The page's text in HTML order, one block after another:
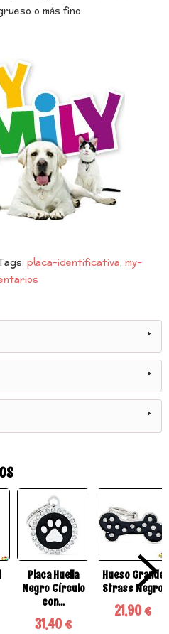
o más fino.
placa-identificativa my-
Placa Huella
Negro Círculo
con...
31,40 €
Hueso Grande
Strass Negro
21,90 €